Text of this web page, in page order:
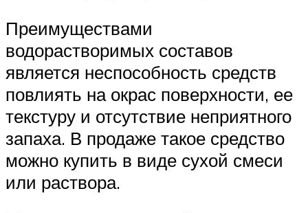
Преимуществами
водорастворимых составов
является неспособность средств
повлиять на окрас поверхности, ее
текстуру и отсутствие неприятного
запаха. В продаже такое средство
можно купить в виде сухой смеси
или раствора.